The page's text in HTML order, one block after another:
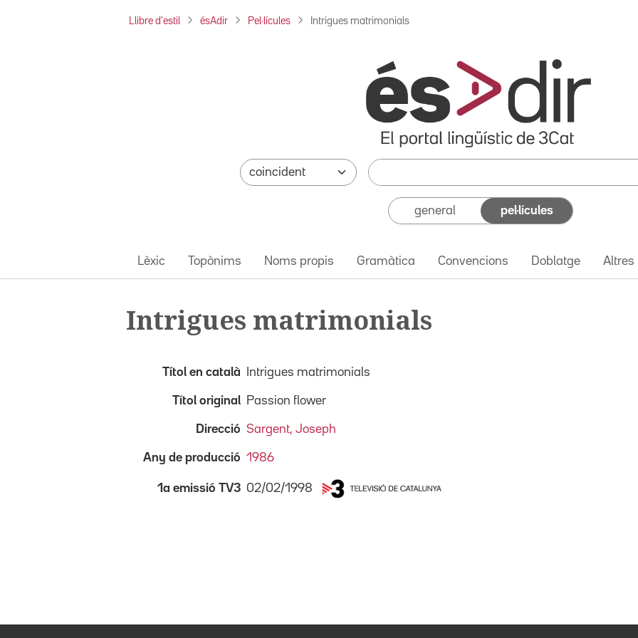
Llibre d'estil ésAdir Pel·lícules Intrigues matrimonials
general pel·lícules
Lèxic Topònims Noms propis Gramàtica Convencions Doblatge Altres
Intrigues matrimonials
Títol en català Intrigues matrimonials
Títol original Passion flower
Direcció Sargent, Joseph
Any de producció 1986
1a emissió TV3 02/02/1998